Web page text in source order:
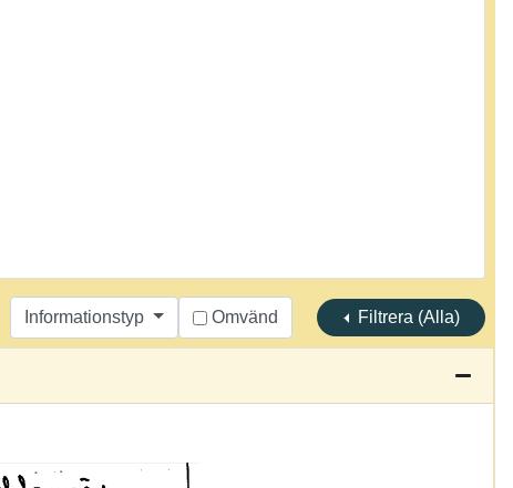
Informationstyp Omvänd Filtrera (Alla)